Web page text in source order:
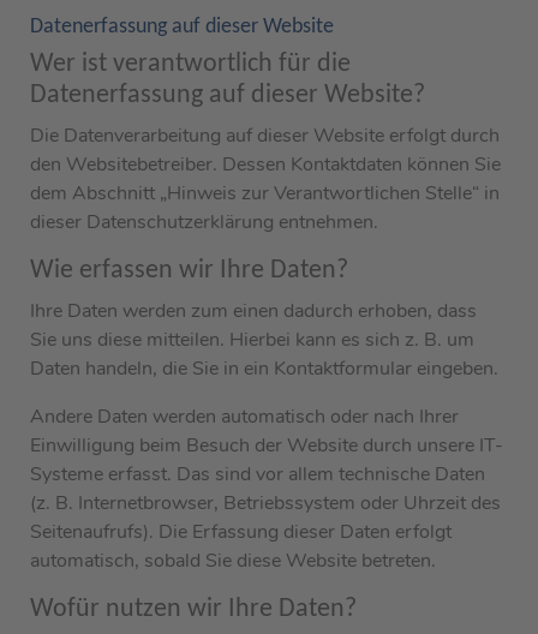
Datenerfassung auf dieser Website
Wer ist verantwortlich für die
Datenerfassung auf dieser Website?
Die Datenverarbeitung auf dieser Website erfolgt durch
den Websitebetreiber. Dessen Kontaktdaten können Sie
dem Abschnitt „Hinweis zur Verantwortlichen Stelle“ in
dieser Datenschutzerklärung entnehmen.
Wie erfassen wir Ihre Daten?
Ihre Daten werden zum einen dadurch erhoben, dass
Sie uns diese mitteilen. Hierbei kann es sich z. B. um
Daten handeln, die Sie in ein Kontaktformular eingeben.
Andere Daten werden automatisch oder nach Ihrer
Einwilligung beim Besuch der Website durch unsere IT-
Systeme erfasst. Das sind vor allem technische Daten
(z. B. Internetbrowser, Betriebssystem oder Uhrzeit des
Seitenaufrufs). Die Erfassung dieser Daten erfolgt
automatisch, sobald Sie diese Website betreten.
Wofür nutzen wir Ihre Daten?